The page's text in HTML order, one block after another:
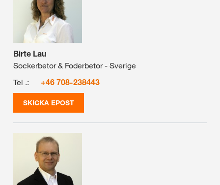
Birte Lau
Sockerbetor & Foderbetor - Sverige
Tel .:
+46 708-238443
SKICKA EPOST